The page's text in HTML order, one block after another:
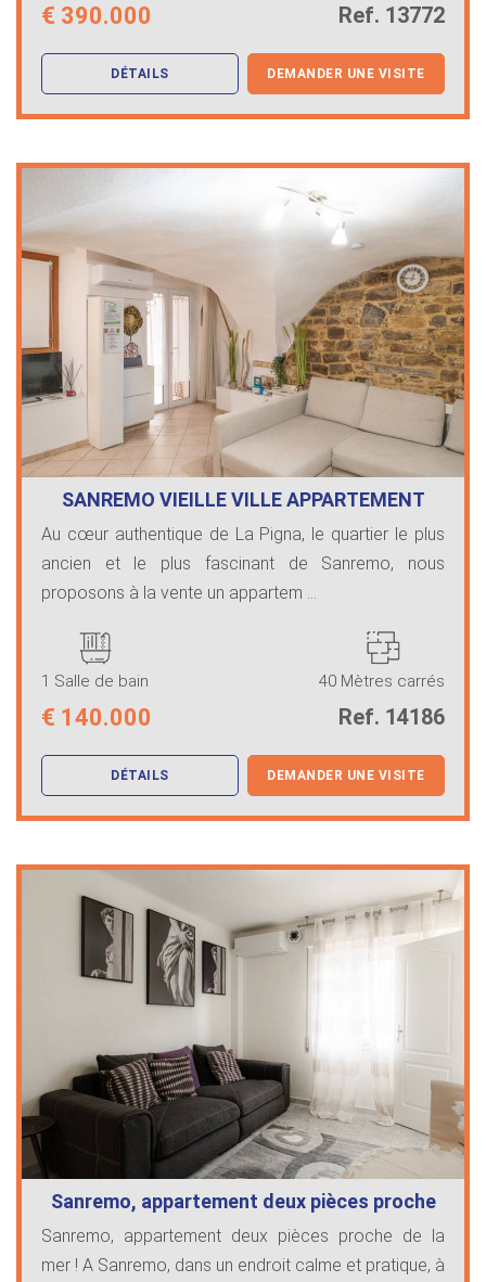
€ 390.000 Ref. 13772
DÉTAILS DEMANDER UNE VISITE
SANREMO VIEILLE VILLE APPARTEMENT
RÉNOVÉ
Au cœur authentique de La Pigna, le quartier le plus
ancien et le plus fascinant de Sanremo, nous
proposons à la vente un appartem ...
1 Salle de bain 40 Mètres carrés
€ 140.000 Ref. 14186
DÉTAILS DEMANDER UNE VISITE
Sanremo, appartement deux pièces proche
…
Sanremo, appartement deux pièces proche de la
mer ! A Sanremo, dans un endroit calme et pratique, à